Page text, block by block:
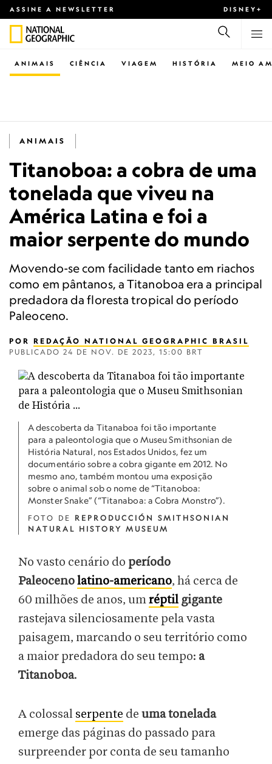
ASSINE A NEWSLETTER DISNEY+
CIÊNCIA VIAGEM
ANIMAIS HISTÓRIA MEIO
ANIMAIS
Titanoboa: a cobra de uma
tonelada que viveu na
América Latina e foi a
maior serpente do mundo
Movendo-se com facilidade tanto em riachos
como em pântanos, a Titanoboa era a principal
predadora da floresta tropical do período
Paleoceno.
POR REDAÇÃO NATIONAL GEOGRAPHIC BRASIL
PUBLICADO 24 DE NOV. DE 2023, 15:00 BRT
A descoberta da Titanaboa foi tão importante
para a paleontologia que o Museu Smithsonian de
História Natural, nos Estados Unidos, fez um
documentário sobre a cobra gigante em 2012. No
mesmo ano, também montou uma exposição
sobre o animal sob o nome de “Titanoboa:
Monster Snake” (“Titanaboa: a Cobra Monstro”).
FOTO DE REPRODUCCIÓN SMITHSONIAN
NATURAL HISTORY MUSEUM
No vasto cenário do período
Paleocenolatino-americano, há cerca de
60 milhões de anos, umréptil gigante
rastejava silenciosamente pela vasta
paisagem, marcando o seu território como
a maior predadora do seu tempo: a
Titanoboa.
A colossal serpente de uma tonelada
emerge das páginas do passado para
surpreender por conta de seu tamanho